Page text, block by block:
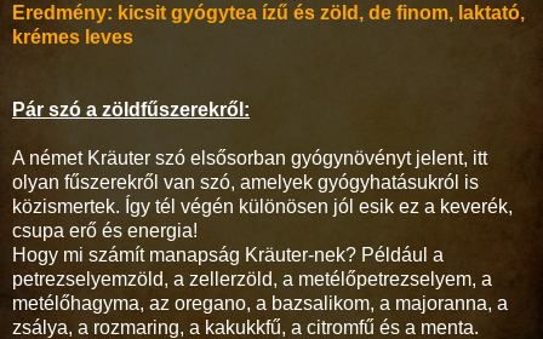
Eredmény: kicsit gyógytea ízű és zöld, de finom, laktató,
krémes leves
Pár szó a zöldfűszerekről:
A német Kräuter szó elsősorban gyógynövényt jelent, itt
olyan fűszerekről van szó, amelyek gyógyhatásukról is
közismertek. Így tél végén különösen jól esik ez a keverék,
csupa erő és energia!
Hogy mi számít manapság Kräuter-nek? Például a
petrezselyemzöld, a zellerzöld, a metélőpetrezselyem, a
metélőhagyma, az oregano, a bazsalikom, a majoranna, a
zsálya, a rozmaring, a kakukkfű, a citromfű és a menta.